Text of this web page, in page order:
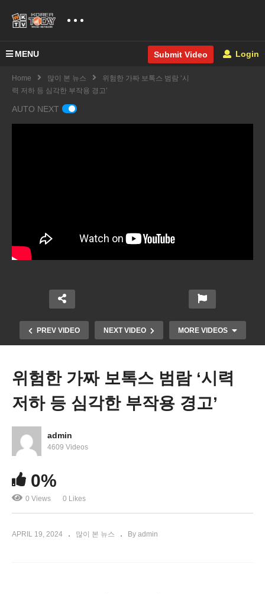
MENU Submit Video Login
Home 많이 본 뉴스
위험한 가짜 보톡스 범람 ‘시
력 저하 등 심각한 부작용 경고’
AUTO NEXT
PREV VIDEO NEXT VIDEO MORE VIDEOS
확전은 피하고 있다
위험한 가짜 보톡스 범람 ‘시력
저하 등 심각한 부작용 경고’
admin
4609 Videos
0%
0 Views 0 Likes
APRIL 19, 2024 많이 본 뉴스 By admin